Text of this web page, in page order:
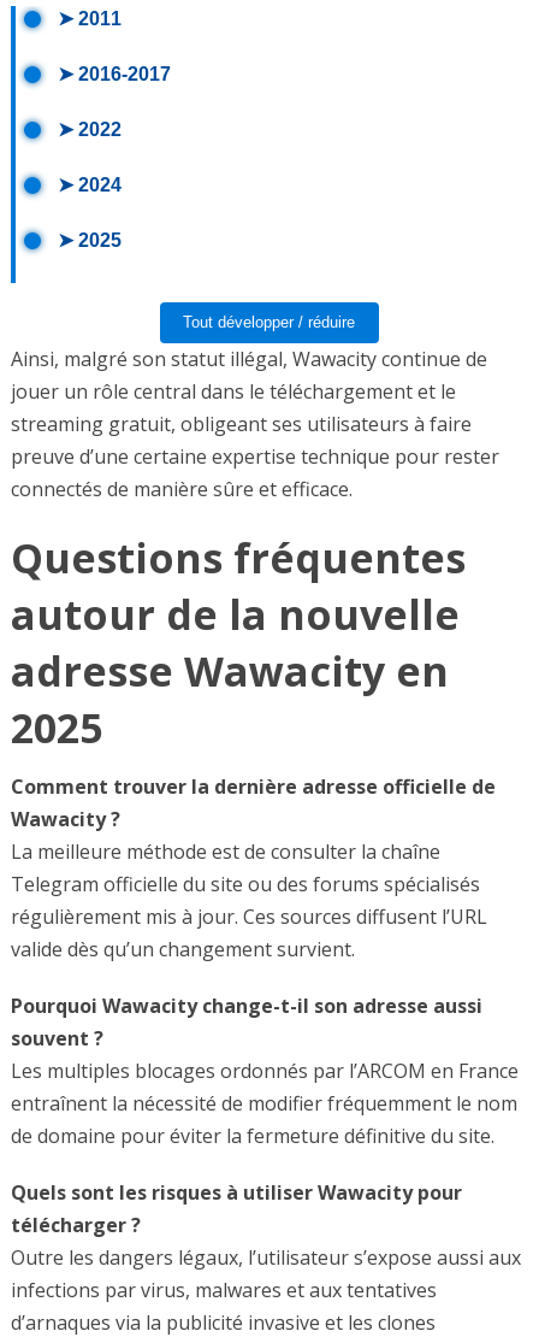
➤ 2011
wawacity.com
➤ 2016-2017
aux blocages
➤ 2022
➤ 2024
➤ 2025
Tout développer / réduire
Ainsi, malgré son statut illégal, Wawacity continue de
jouer un rôle central dans le téléchargement et le
streaming gratuit, obligeant ses utilisateurs à faire
preuve d’une certaine expertise technique pour rester
connectés de manière sûre et efficace.
Questions fréquentes
autour de la nouvelle
adresse Wawacity en
2025
Comment trouver la dernière adresse officielle de
Wawacity ?
La meilleure méthode est de consulter la chaîne
Telegram officielle du site ou des forums spécialisés
régulièrement mis à jour. Ces sources diffusent l’URL
valide dès qu’un changement survient.
Pourquoi Wawacity change-t-il son adresse aussi
souvent ?
Les multiples blocages ordonnés par l’ARCOM en France
entraînent la nécessité de modifier fréquemment le nom
de domaine pour éviter la fermeture définitive du site.
Quels sont les risques à utiliser Wawacity pour
télécharger ?
Outre les dangers légaux, l’utilisateur s’expose aussi aux
infections par virus, malwares et aux tentatives
d’arnaques via la publicité invasive et les clones